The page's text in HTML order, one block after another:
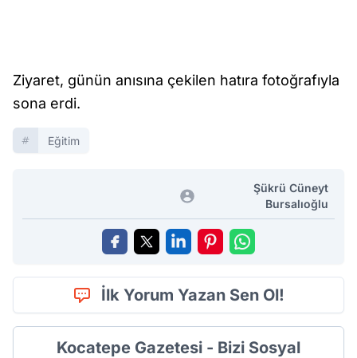
Ziyaret, günün anısına çekilen hatıra fotoğrafıyla
sona erdi.
Eğitim
Şükrü Cüneyt
Bursalıoğlu
İlk Yorum Yazan Sen Ol!
Kocatepe Gazetesi - Bizi Sosyal